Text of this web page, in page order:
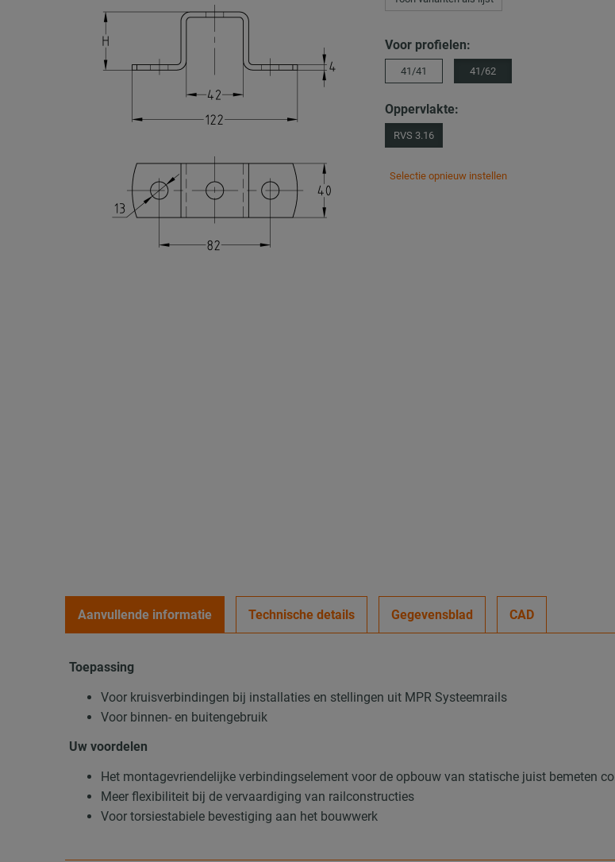
Voor profielen:
41/41 41/62
Oppervlakte:
RVS 3.16
Selectie opnieuw instellen
Aanvullende informatie Technische details Gegevensblad CAD
Toepassing
Voor kruisverbindingen bij installaties en stellingen uit MPR Systeemrails
Voor binnen- en buitengebruik
Uw voordelen
Het montagevriendelijke verbindingselement voor de opbouw van statische juist bemeten
Meer flexibiliteit bij de vervaardiging van railconstructies
Voor torsiestabiele bevestiging aan het bouwwerk